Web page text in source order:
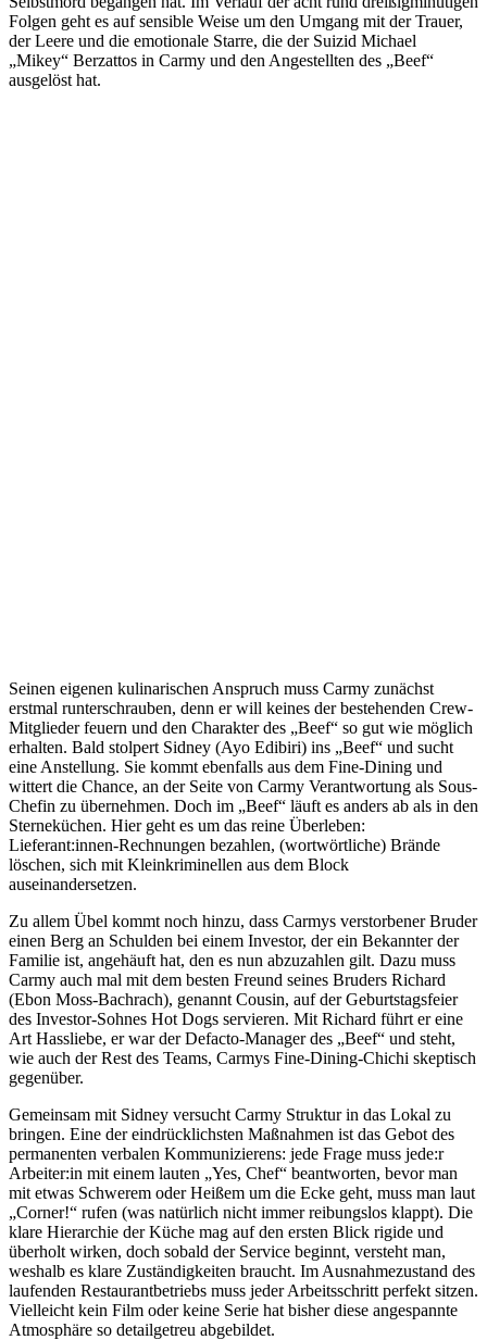
Folgen geht es auf sensible Weise um den Umgang mit der Trauer,
der Leere und die emotionale Starre, die der Suizid Michael
„Mikey“ Berzattos in Carmy und den Angestellten des „Beef“
ausgelöst hat.
Seinen eigenen kulinarischen Anspruch muss Carmy zunächst
erstmal runterschrauben, denn er will keines der bestehenden Crew-
Mitglieder feuern und den Charakter des „Beef“ so gut wie möglich
erhalten. Bald stolpert Sidney (Ayo Edibiri) ins „Beef“ und sucht
eine Anstellung. Sie kommt ebenfalls aus dem Fine-Dining und
wittert die Chance, an der Seite von Carmy Verantwortung als Sous-
Chefin zu übernehmen. Doch im „Beef“ läuft es anders ab als in den
Sterneküchen. Hier geht es um das reine Überleben:
Lieferant:innen-Rechnungen bezahlen, (wortwörtliche) Brände
löschen, sich mit Kleinkriminellen aus dem Block
auseinandersetzen.
Zu allem Übel kommt noch hinzu, dass Carmys verstorbener Bruder
einen Berg an Schulden bei einem Investor, der ein Bekannter der
Familie ist, angehäuft hat, den es nun abzuzahlen gilt. Dazu muss
Carmy auch mal mit dem besten Freund seines Bruders Richard
(Ebon Moss-Bachrach), genannt Cousin, auf der Geburtstagsfeier
des Investor-Sohnes Hot Dogs servieren. Mit Richard führt er eine
Art Hassliebe, er war der Defacto-Manager des „Beef“ und steht,
wie auch der Rest des Teams, Carmys Fine-Dining-Chichi skeptisch
gegenüber.
Gemeinsam mit Sidney versucht Carmy Struktur in das Lokal zu
bringen. Eine der eindrücklichsten Maßnahmen ist das Gebot des
permanenten verbalen Kommunizierens: jede Frage muss jede:r
Arbeiter:in mit einem lauten „Yes, Chef“ beantworten, bevor man
mit etwas Schwerem oder Heißem um die Ecke geht, muss man laut
„Corner!“ rufen (was natürlich nicht immer reibungslos klappt). Die
klare Hierarchie der Küche mag auf den ersten Blick rigide und
überholt wirken, doch sobald der Service beginnt, versteht man,
weshalb es klare Zuständigkeiten braucht. Im Ausnahmezustand des
laufenden Restaurantbetriebs muss jeder Arbeitsschritt perfekt sitzen.
Vielleicht kein Film oder keine Serie hat bisher diese angespannte
Atmosphäre so detailgetreu abgebildet.